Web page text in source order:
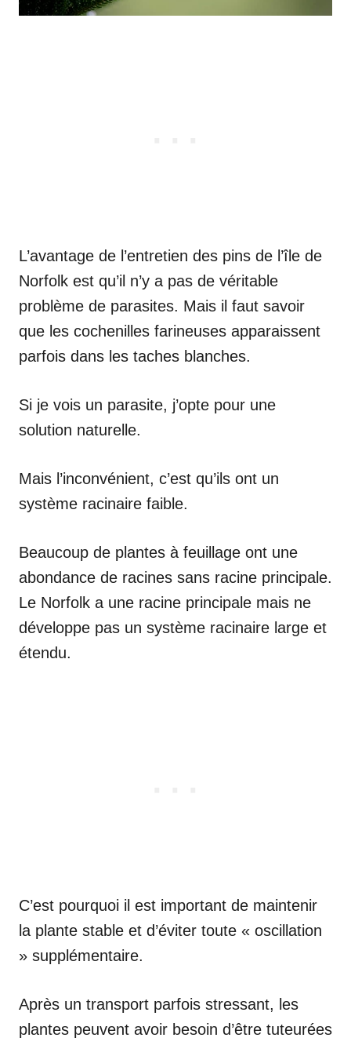
L’avantage de l’entretien des pins de l’île de
Norfolk est qu’il n’y a pas de véritable
problème de parasites. Mais il faut savoir
que les cochenilles farineuses apparaissent
parfois dans les taches blanches.
Si je vois un parasite, j’opte pour une
solution naturelle.
Mais l’inconvénient, c’est qu’ils ont un
système racinaire faible.
Beaucoup de plantes à feuillage ont une
abondance de racines sans racine principale.
Le Norfolk a une racine principale mais ne
développe pas un système racinaire large et
étendu.
C’est pourquoi il est important de maintenir
la plante stable et d’éviter toute « oscillation
» supplémentaire.
Après un transport parfois stressant, les
plantes peuvent avoir besoin d’être tuteurées